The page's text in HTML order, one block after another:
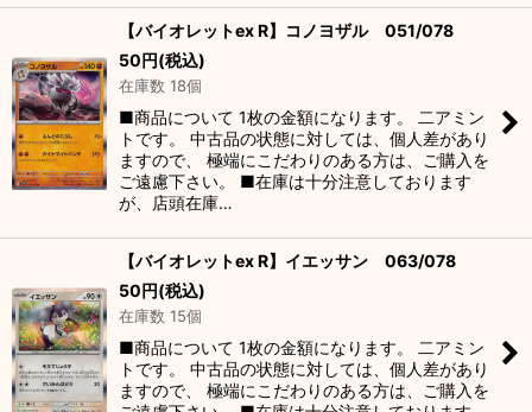
【バイオレットex R】コノヨザル 051/078
50円(税込)
在庫数 18個
■商品について 1枚の金額になります。 二アミン
トです。 中古品の状態に対しては、個人差があり
ますので、 極端にこだわりのある方は、ご購入を
ご遠慮下さい。 ■在庫は十分注意しております
が、店頭在庫…
【バイオレットex R】イエッサン 063/078
50円(税込)
在庫数 15個
■商品について 1枚の金額になります。 二アミン
トです。 中古品の状態に対しては、個人差があり
ますので、 極端にこだわりのある方は、ご購入を